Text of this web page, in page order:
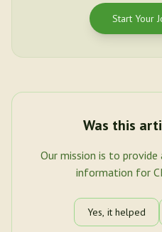
Start Your
Was this
Our mission is to provide
information for
Yes, it helped